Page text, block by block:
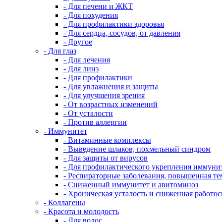
- Для печени и ЖКТ
- Для похудения
- Для профилактики здоровья
- Для сердца, сосудов, от давления
- Другое
- Для глаз
- Для лечения
- Для линз
- Для профилактики
- Для увлажнения и защиты
- Для улучшения зрения
- От возрастных изменений
- От усталости
- Против аллергии
- Иммунитет
- Витаминные комплексы
- Выведение шлаков, похмельный синдром
- Для защиты от вирусов
- Для профилактического укрепления
- Респираторные заболевания, повышенная
- Сниженный иммунитет и авитоминоз
- Хроническая усталость и сниженная
- Коллагены
- Красота и молодость
- Для волос